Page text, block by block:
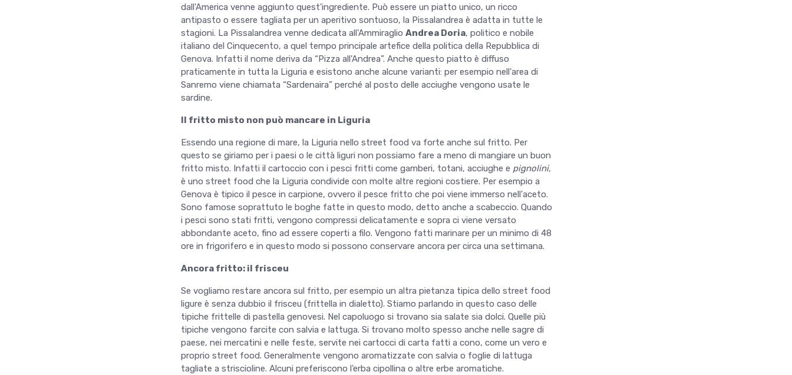
dall'America venne aggiunto quest'ingrediente. Può essere un piatto unico, un ricco
antipasto o essere tagliata per un aperitivo sontuoso, la Pissalandrea è adatta in tutte le
stagioni. La Pissalandrea venne dedicata all’Ammiraglio Andrea Doria, politico e nobile
italiano del Cinquecento, a quel tempo principale artefice della politica della Repubblica di
Genova. Infatti il nome deriva da “Pizza all'Andrea”. Anche questo piatto è diffuso
praticamente in tutta la Liguria e esistono anche alcune varianti: per esempio nell'area di
Sanremo viene chiamata “Sardenaira” perché al posto delle acciughe vengono usate le
sardine.
Il fritto misto non può mancare in Liguria
Essendo una regione di mare, la Liguria nello street food va forte anche sul fritto. Per
questo se giriamo per i paesi o le città liguri non possiamo fare a meno di mangiare un buon
fritto misto. Infatti il cartoccio con i pesci fritti come gamberi, totani, acciughe e pignolini,
è uno street food che la Liguria condivide con molte altre regioni costiere. Per esempio a
Genova è tipico il pesce in carpione, ovvero il pesce fritto che poi viene immerso nell'aceto.
Sono famose soprattuto le boghe fatte in questo modo, detto anche a scabeccio. Quando
i pesci sono stati fritti, vengono compressi delicatamente e sopra ci viene versato
abbondante aceto, fino ad essere coperti a filo. Vengono fatti marinare per un minimo di 48
ore in frigorifero e in questo modo si possono conservare ancora per circa una settimana.
Ancora fritto: il frisceu
Se vogliamo restare ancora sul fritto, per esempio un altra pietanza tipica dello street food
ligure è senza dubbio il frisceu (frittella in dialetto). Stiamo parlando in questo caso delle
tipiche frittelle di pastella genovesi. Nel capoluogo si trovano sia salate sia dolci. Quelle più
tipiche vengono farcite con salvia e lattuga. Si trovano molto spesso anche nelle sagre di
paese, nei mercatini e nelle feste, servite nei cartocci di carta fatti a cono, come un vero e
proprio street food. Generalmente vengono aromatizzate con salvia o foglie di lattuga
tagliate a striscioline. Alcuni preferiscono l’erba cipollina o altre erbe aromatiche.